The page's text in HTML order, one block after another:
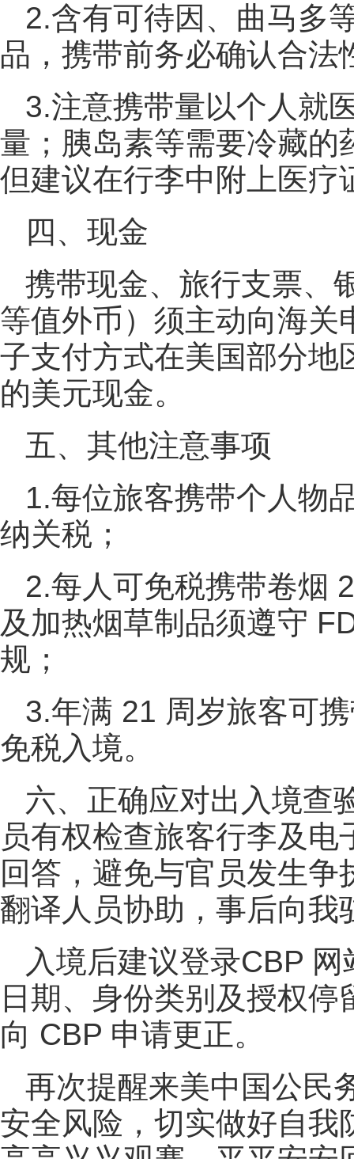
2.含有可待因、曲马多
品，携带前务必确认合法
3.注意携带量以个人就
量；胰岛素等需要冷藏的
但建议在行李中附上医疗
四、现金
携带现金、旅行支票、
等值外币）须主动向海关
子支付方式在美国部分地
的美元现金。
五、其他注意事项
1.每位旅客携带个人物
纳关税；
2.每人可免税携带卷烟
及加热烟草制品须遵守
规；
3.年满 21 周岁旅客可
免税入境。
六、正确应对出入境查
员有权检查旅客行李及
回答，避免与官员发生
翻译人员协助，事后向我
入境后建议登录CBP
日期、身份类别及授权
向 CBP 申请更正。
再次提醒来美中国公民
安全风险，切实做好自我